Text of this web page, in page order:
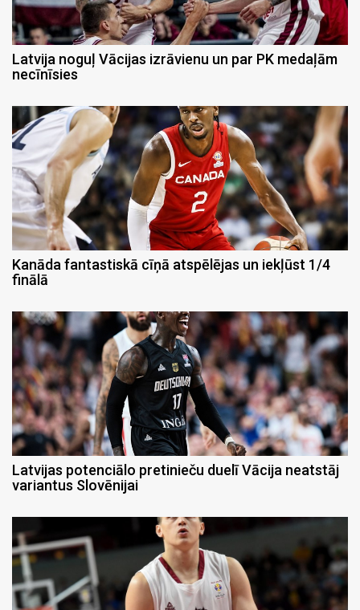
Latvija noguļ Vācijas izrāvienu un par PK medaļām
necīnīsies
Kanāda fantastiskā cīņā atspēlējas un iekļūst 1/4
finālā
Latvijas potenciālo pretinieču duelī Vācija neatstāj
variantus Slovēnijai